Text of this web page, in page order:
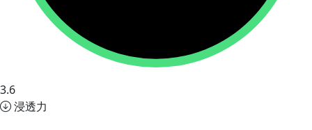
3.6
浸透力